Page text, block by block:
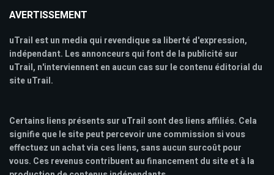
AVERTISSEMENT
uTrail est un media qui revendique sa liberté d'expression,
indépendant. Les annonceurs qui font de la publicité sur
uTrail, n'interviennent en aucun cas sur le contenu éditorial du
site uTrail.
Certains liens présents sur uTrail sont des liens affiliés. Cela
signifie que le site peut percevoir une commission si vous
effectuez un achat via ces liens, sans aucun surcoût pour
vous. Ces revenus contribuent au financement du site et à la